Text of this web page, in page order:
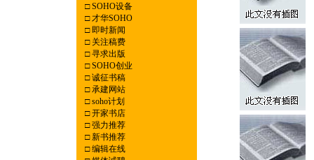
□SOHO设备
□才华SOHO
□即时新闻
□关注稿费
□寻求出版
□SOHO创业
□诚征书稿
□承建网站
□soho计划
□开家书店
□强力推荐
□新书推荐
□编辑在线